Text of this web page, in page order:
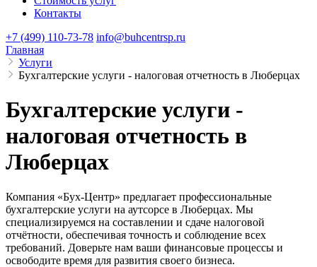
Контакты
+7 (499) 110-73-78 info@buhcentrsp.ru
Главная
Услуги
Бухгалтерские услуги - налоговая отчетность в Люберцах
Бухгалтерские услуги -
налоговая отчетность в
Люберцах
Компания «Бух-Центр» предлагает профессиональные
бухгалтерские услуги на аутсорсе в Люберцах. Мы
специализируемся на составлении и сдаче налоговой
отчётности, обеспечивая точность и соблюдение всех
требований. Доверьте нам ваши финансовые процессы и
освободите время для развития своего бизнеса.